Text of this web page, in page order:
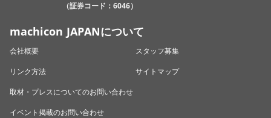
（証券コード：6046）
machicon JAPANについて
会社概要
スタッフ募集
リンク方法
サイトマップ
取材・プレスについてのお問い合わせ
イベント掲載のお問い合わせ